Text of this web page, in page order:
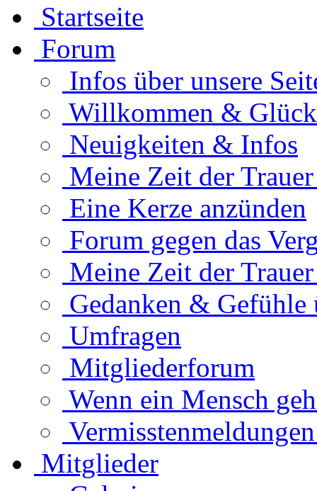
Startseite
Forum
Infos über unsere
Willkommen &
Neuigkeiten & Infos
Meine Zeit der
Eine Kerze anzünden
Forum gegen das
Meine Zeit der
Gedanken & Gefühle
Umfragen
Mitgliederforum
Wenn ein Mensch
Mitglieder